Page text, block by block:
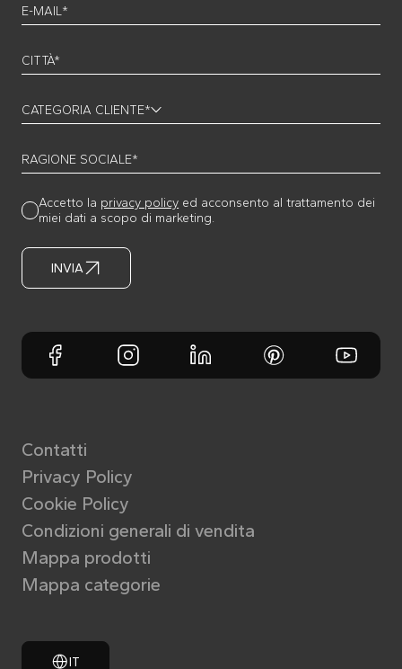
E-MAIL*
CITTÀ*
CATEGORIA CLIENTE*
RAGIONE SOCIALE*
Accetto la privacy policy ed acconsento al trattamento dei
miei dati a scopo di marketing.
INVIA
Contatti
Privacy Policy
Cookie Policy
Condizioni generali di vendita
Mappa prodotti
Mappa categorie
IT